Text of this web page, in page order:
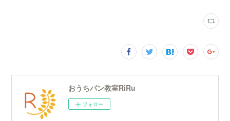
おうちパン教室RiRu
フォロー